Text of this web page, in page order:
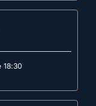
18:30